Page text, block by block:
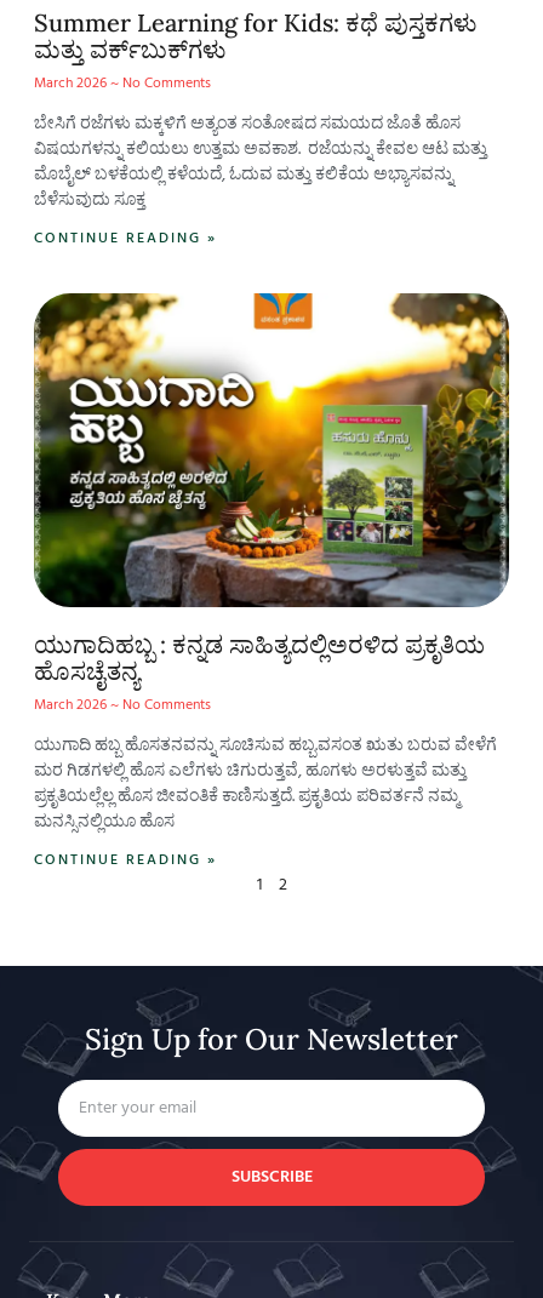
Summer Learning for Kids: ಕಥೆ ಪುಸ್ತಕಗಳು
ಮತ್ತು ವರ್ಕ್‌ಬುಕ್‌ಗಳು
March 2026 No Comments
ಬೇಸಿಗೆ ರಜೆಗಳು ಮಕ್ಕಳಿಗೆ ಅತ್ಯಂತ ಸಂತೋಷದ ಸಮಯದ ಜೊತೆ ಹೊಸ
ವಿಷಯಗಳನ್ನು ಕಲಿಯಲು ಉತ್ತಮ ಅವಕಾಶ. ರಜೆಯನ್ನು ಕೇವಲ ಆಟ ಮತ್ತು
ಮೊಬೈಲ್ ಬಳಕೆಯಲ್ಲಿ ಕಳೆಯದೆ, ಓದುವ ಮತ್ತು ಕಲಿಕೆಯ ಅಭ್ಯಾಸವನ್ನು
ಬೆಳೆಸುವುದು ಸೂಕ್ತ
CONTINUE READING »
ಯುಗಾದಿಹಬ್ಬ : ಕನ್ನಡ ಸಾಹಿತ್ಯದಲ್ಲಿಅರಳಿದ ಪ್ರಕೃತಿಯ
ಹೊಸಚೈತನ್ಯ
March 2026 No Comments
ಯುಗಾದಿ ಹಬ್ಬ ಹೊಸತನವನ್ನು ಸೂಚಿಸುವ ಹಬ್ಬ.ವಸಂತ ಋತು ಬರುವ ವೇಳೆಗೆ
ಮರ ಗಿಡಗಳಲ್ಲಿ ಹೊಸ ಎಲೆಗಳು ಚಿಗುರುತ್ತವೆ, ಹೂಗಳು ಅರಳುತ್ತವೆ ಮತ್ತು
ಪ್ರಕೃತಿಯಲ್ಲೆಲ್ಲ ಹೊಸ ಜೀವಂತಿಕೆ ಕಾಣಿಸುತ್ತದೆ. ಪ್ರಕೃತಿಯ ಪರಿವರ್ತನೆ ನಮ್ಮ
ಮನಸ್ಸಿನಲ್ಲಿಯೂ ಹೊಸ
CONTINUE READING »
1 2
Sign Up for Our Newsletter
SUBSCRIBE